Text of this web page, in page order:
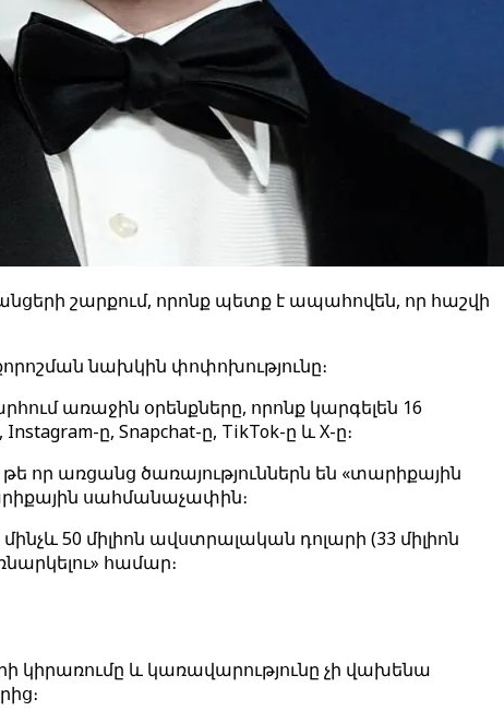
շարքում, որոնք պետք է ապահովեն, որ հաշվի
նախկին փոփոխությունը։
առաջին օրենքները, որոնք կարգելեն 16
ը, Snapchat-ը, TikTok-ը և X-ը։
որ առցանց ծառայություններն են «տարիքային
սահմանաչափին։
50 միլիոն ավստրալական դոլարի (33 միլիոն
համար։
և կառավարությունը չի վախենա